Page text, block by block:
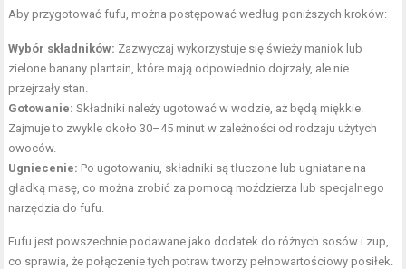
Aby przygotować fufu, można postępować według poniższych kroków:
Wybór składników: Zazwyczaj wykorzystuje się świeży maniok lub
zielone banany plantain, które mają odpowiednio dojrzały, ale nie
przejrzały stan.
Gotowanie: Składniki należy ugotować w wodzie, aż będą miękkie.
Zajmuje to zwykle około 30–45 minut w zależności od rodzaju użytych
owoców.
Ugniecenie: Po ugotowaniu, składniki są tłuczone lub ugniatane na
gładką masę, co można zrobić za pomocą moździerza lub specjalnego
narzędzia do fufu.
Fufu jest powszechnie podawane jako dodatek do różnych sosów i zup,
co sprawia, że połączenie tych potraw tworzy pełnowartościowy posiłek.